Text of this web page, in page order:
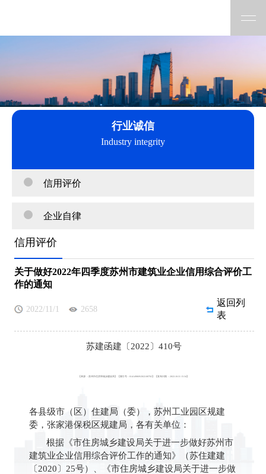
行业诚信
Industry integrity
信用评价
企业自律
信用评价
关于做好2022年四季度苏州市建筑业企业信用综合评价工
作的通知
2022/11/1 2658
返回列
表
苏建函建〔2022〕410号
【来源 ： 苏州市住房和城乡建设局 【索引号： 014149869/2022-00702 【发布日期 ：2022-10-31 15:34】
各县级市（区）住建局（委）， 苏州工业园区规建
委，张家港保税区规建局，各有关单位：
根据《市住房城乡建设局关于进一步做好苏州市
建筑业企业信用综合评价工作的通知》（苏住建建
〔 2020 〕 25号）、《市住房城乡建设局关于进一步做